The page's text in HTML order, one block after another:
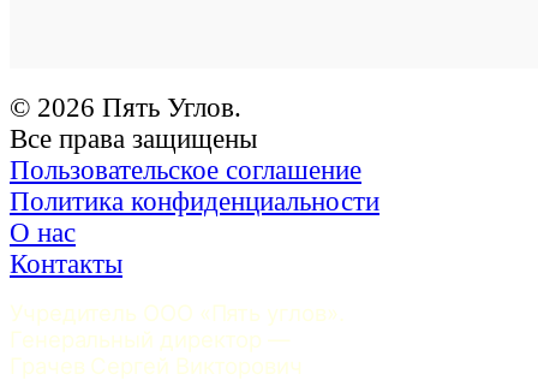
© 2026 Пять Углов.
Все права защищены
Пользовательское соглашение
Политика конфиденциальности
О нас
Контакты
Учредитель ООО «Пять углов».
Генеральный директор —
Грачев Сергей Викторович